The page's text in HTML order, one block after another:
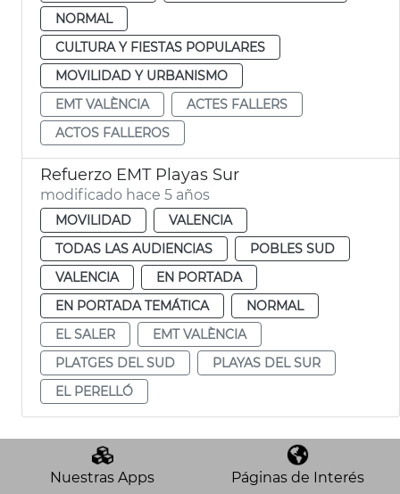
NORMAL
CULTURA Y FIESTAS POPULARES
MOVILIDAD Y URBANISMO
EMT VALÈNCIA
ACTES FALLERS
ACTOS FALLEROS
Refuerzo EMT Playas Sur
modificado hace 5 años
MOVILIDAD
VALENCIA
TODAS LAS AUDIENCIAS
POBLES SUD
VALENCIA
EN PORTADA
EN PORTADA TEMÁTICA
NORMAL
EL SALER
EMT VALÈNCIA
PLATGES DEL SUD
PLAYAS DEL SUR
EL PERELLÓ
Nuestras Apps Páginas de Interés